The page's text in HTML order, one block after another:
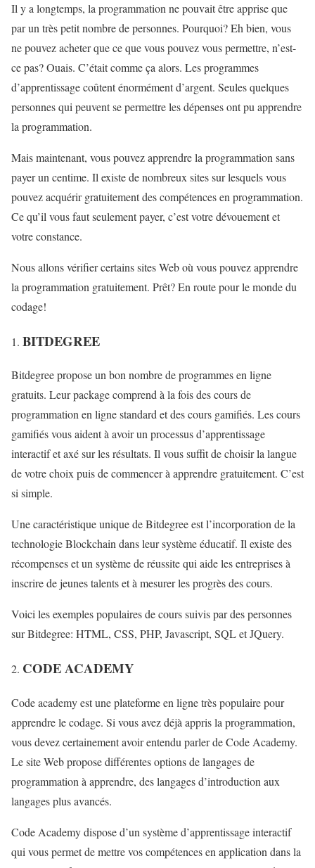
Il y a longtemps, la programmation ne pouvait être apprise que
par un très petit nombre de personnes. Pourquoi? Eh bien, vous
ne pouvez acheter que ce que vous pouvez vous permettre, n’est-
ce pas? Ouais. C’était comme ça alors. Les programmes
d’apprentissage coûtent énormément d’argent. Seules quelques
personnes qui peuvent se permettre les dépenses ont pu apprendre
la programmation.
Mais maintenant, vous pouvez apprendre la programmation sans
payer un centime. Il existe de nombreux sites sur lesquels vous
pouvez acquérir gratuitement des compétences en programmation.
Ce qu’il vous faut seulement payer, c’est votre dévouement et
votre constance.
Nous allons vérifier certains sites Web où vous pouvez apprendre
la programmation gratuitement. Prêt? En route pour le monde du
codage!
BITDEGREE
Bitdegree propose un bon nombre de programmes en ligne
gratuits. Leur package comprend à la fois des cours de
programmation en ligne standard et des cours gamifiés. Les cours
gamifiés vous aident à avoir un processus d’apprentissage
interactif et axé sur les résultats. Il vous suffit de choisir la langue
de votre choix puis de commencer à apprendre gratuitement. C’est
si simple.
Une caractéristique unique de Bitdegree est l’incorporation de la
technologie Blockchain dans leur système éducatif. Il existe des
récompenses et un système de réussite qui aide les entreprises à
inscrire de jeunes talents et à mesurer les progrès des cours.
Voici les exemples populaires de cours suivis par des personnes
sur Bitdegree: HTML, CSS, PHP, Javascript, SQL et JQuery.
CODE ACADEMY
Code academy est une plateforme en ligne très populaire pour
apprendre le codage. Si vous avez déjà appris la programmation,
vous devez certainement avoir entendu parler de Code Academy.
Le site Web propose différentes options de langages de
programmation à apprendre, des langages d’introduction aux
langages plus avancés.
Code Academy dispose d’un système d’apprentissage interactif
qui vous permet de mettre vos compétences en application dans la